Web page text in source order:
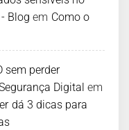
Blog em Como o
sem perder
Digital em
dá 3 dicas para